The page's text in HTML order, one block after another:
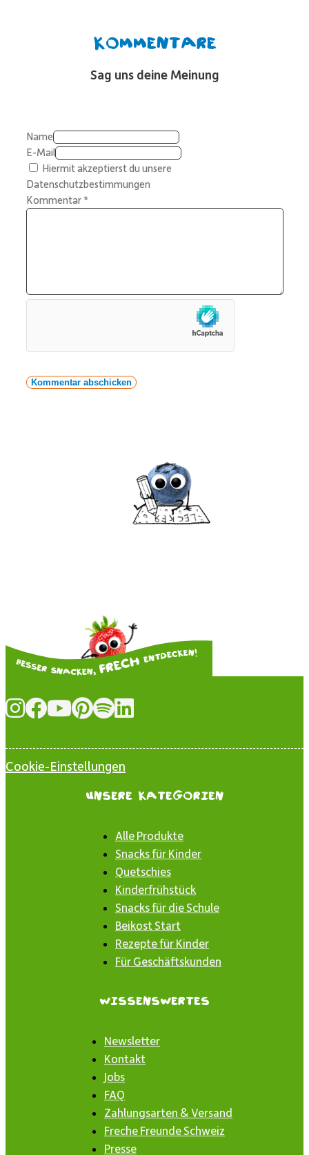
Kommentare
Sag uns deine Meinung
Name
E-Mail
Hiermit akzeptierst du unsere
Datenschutzbestimmungen
Kommentar *
Cookie-Einstellungen
Unsere Kategorien
Alle Produkte
Snacks für Kinder
Quetschies
Kinderfrühstück
Snacks für die Schule
Beikost Start
Rezepte für Kinder
Für Geschäftskunden
Wissenswertes
Newsletter
Kontakt
Jobs
FAQ
Zahlungsarten & Versand
Freche Freunde Schweiz
Presse